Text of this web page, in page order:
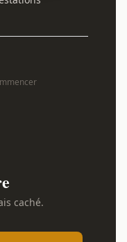
caché.